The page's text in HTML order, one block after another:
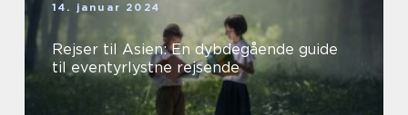
14. januar 2024
Rejser til Asien: En dybdegående guide
til eventyrlystne rejsende